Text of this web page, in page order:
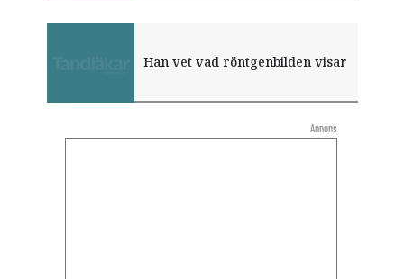
Han vet vad röntgenbilden visar
Annons